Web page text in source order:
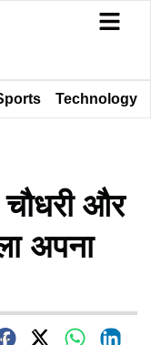
Technology
और
अपना